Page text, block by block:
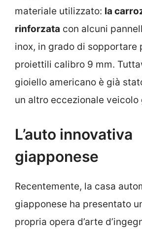
materiale utilizzato: la
rinforzata con alcuni
inox, in grado di sopportare
proiettili calibro 9 mm.
gioiello americano è già
un altro eccezionale veicolo
L’auto innovativa
giapponese
Recentemente, la casa
giapponese ha presentato
propria opera d’arte